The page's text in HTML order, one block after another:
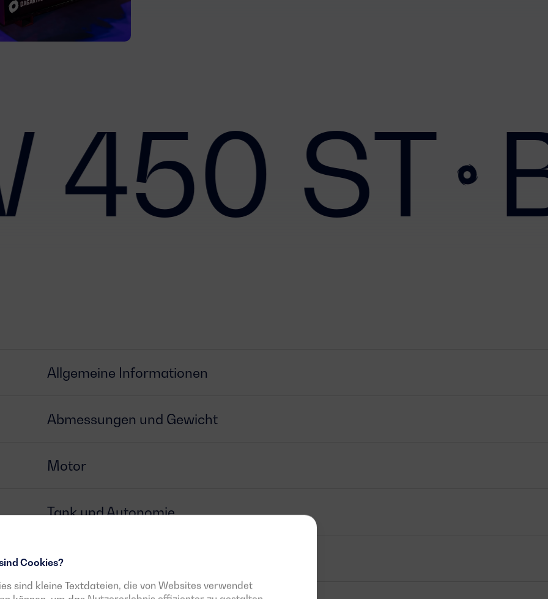
Cookies?
sind kleine Textdateien, die von Websites verwendet
450 ST
Allgemeine Informationen
Abmessungen und Gewicht
Motor
Tank und Autonomie
Generator